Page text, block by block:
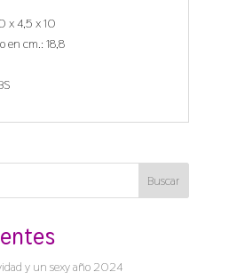
x 4,5 x 10
en cm.: 18,8
Buscar
y un sexy año 2024